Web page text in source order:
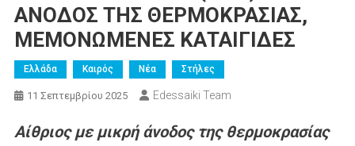
ΑΝΟΔΟΣ ΤΗΣ ΘΕΡΜΟΚΡΑΣΙΑΣ,
ΜΕΜΟΝΩΜΕΝΕΣ ΚΑΤΑΙΓΙΔΕΣ
Ελλάδα Καιρός Νέα Στήλες
11 Σεπτεμβρίου 2025 Edessaiki Team
Αίθριος με μικρή άνοδος της θερμοκρασίας